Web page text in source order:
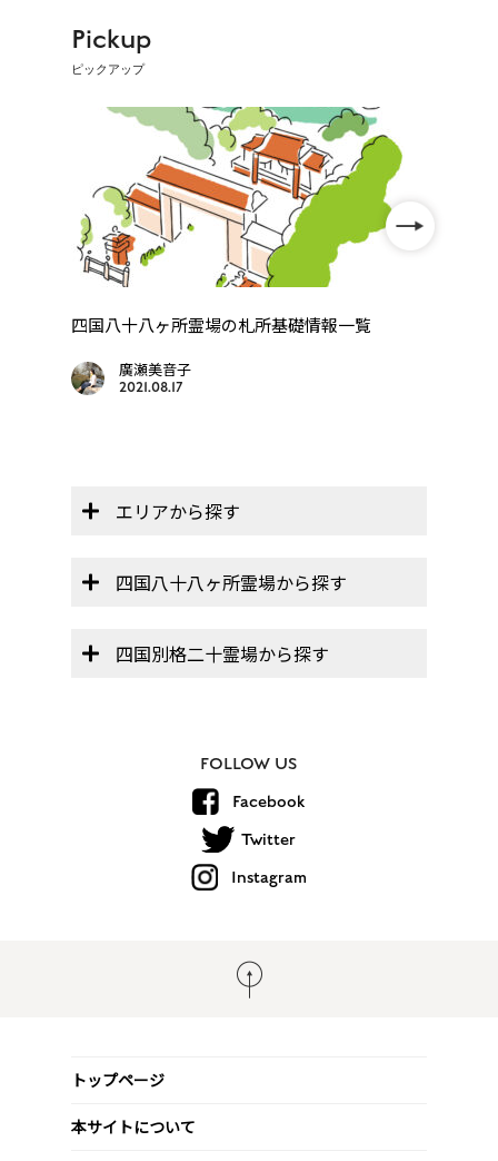
Pickup
ピックアップ
四国八十八ヶ所霊場の札所基礎情報一覧
廣瀬美音子
2021.08.17
エリアから探す
四国八十八ヶ所霊場から探す
四国別格二十霊場から探す
FOLLOW US
Facebook
Twitter
Instagram
トップページ
本サイトについて